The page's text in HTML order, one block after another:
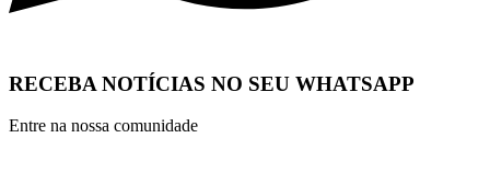
RECEBA NOTÍCIAS NO SEU WHATSAPP
Entre na nossa comunidade